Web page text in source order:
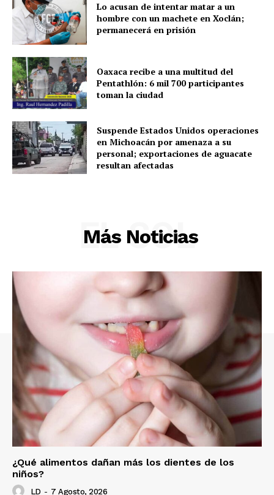
Lo acusan de intentar matar a un
hombre con un machete en Xoclán;
permanecerá en prisión
Oaxaca recibe a una multitud del
Pentathlón: 6 mil 700 participantes
toman la ciudad
Suspende Estados Unidos operaciones
en Michoacán por amenaza a su
personal; exportaciones de aguacate
resultan afectadas
Más Noticias
EL SOL
¿Qué alimentos dañan más los dientes de los
niños?
LD - 7 Agosto, 2026